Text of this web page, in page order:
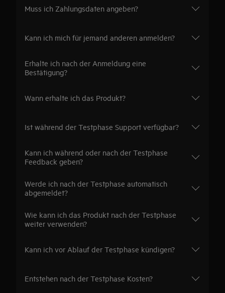
Muss ich Zahlungsdaten angeben?
Kann ich mich für jemand anderen anmelden?
Erhalte ich nach der Anmeldung eine
Bestätigung?
Wann erhalte ich das Produkt?
Ist während der Testphase Support verfügbar?
Kann ich während oder nach der Testphase
Feedback geben?
Werde ich nach der Testphase automatisch
abgemeldet?
Wie kann ich das Produkt nach der Testphase
weiter verwenden?
Kann ich vor Ablauf der Testphase kündigen?
Entstehen nach der Testphase Kosten?